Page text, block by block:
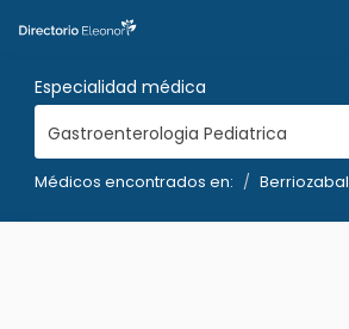
Especialidad médica
Gastroenterologia Pediatrica
Médicos encontrados en: Berriozabal